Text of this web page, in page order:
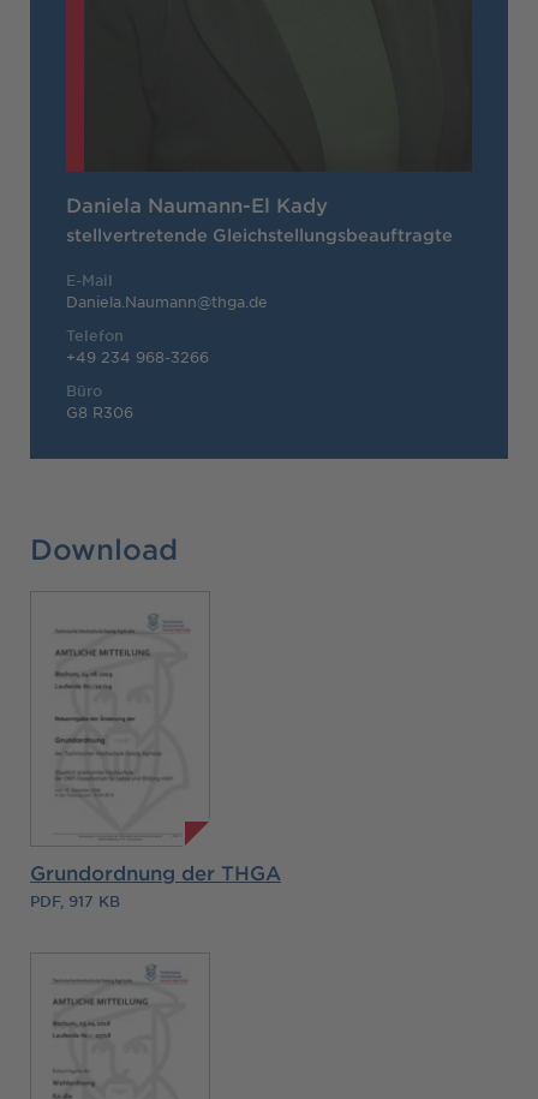
Daniela Naumann-El Kady
stellvertretende Gleichstellungsbeauftragte
E-Mail
Daniela.Naumann@thga.de
Telefon
+49 234 968-3266
Büro
G8 R306
Download
Grundordnung der THGA
PDF, 917 KB